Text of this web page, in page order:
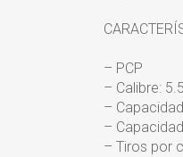
– PCP
– Calibre:
–
–
– Tiros por